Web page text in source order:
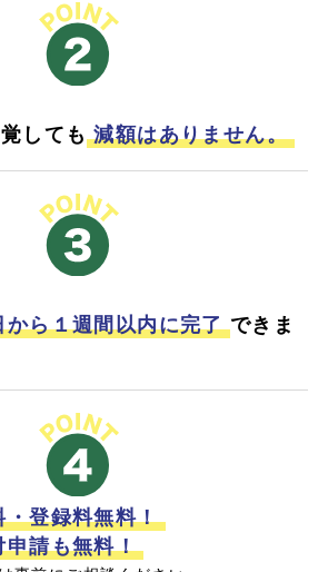
しても 減額はありません。
から１週間以内に完了 できま
・登録料無料！
請も無料！